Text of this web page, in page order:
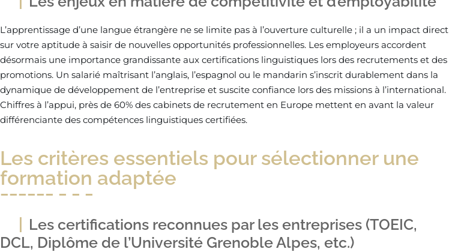
L’apprentissage d’une langue étrangère ne se limite pas à l’ouverture culturelle ; il a un impact direct
sur votre aptitude à saisir de nouvelles opportunités professionnelles. Les employeurs accordent
désormais une importance grandissante aux certifications linguistiques lors des recrutements et des
promotions. Un salarié maîtrisant l’anglais, l’espagnol ou le mandarin s’inscrit durablement dans la
dynamique de développement de l’entreprise et suscite confiance lors des missions à l’international.
Chiffres à l’appui, près de 60% des cabinets de recrutement en Europe mettent en avant la valeur
différenciante des compétences linguistiques certifiées.
Les critères essentiels pour sélectionner une
formation adaptée
Les certifications reconnues par les entreprises (TOEIC,
DCL, Diplôme de l’Université Grenoble Alpes, etc.)